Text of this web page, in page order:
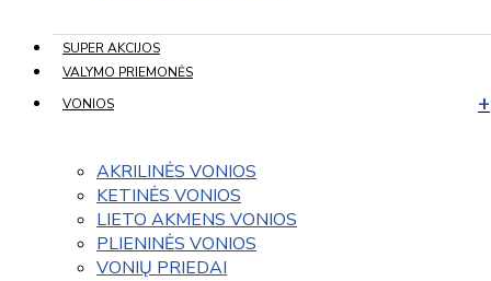
SUPER AKCIJOS
VALYMO PRIEMONĖS
VONIOS
AKRILINĖS VONIOS
KETINĖS VONIOS
LIETO AKMENS VONIOS
PLIENINĖS VONIOS
VONIŲ PRIEDAI